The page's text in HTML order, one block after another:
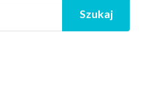
Szukaj